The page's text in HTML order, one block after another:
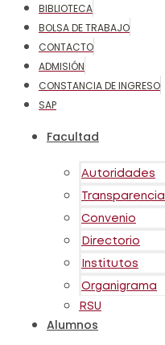
BIBLIOTECA
BOLSA DE TRABAJO
CONTACTO
ADMISIÓN
CONSTANCIA DE INGRESO
SAP
Facultad
Autoridades
Transparencia
Convenio
Directorio
Institutos
Organigrama
RSU
Alumnos